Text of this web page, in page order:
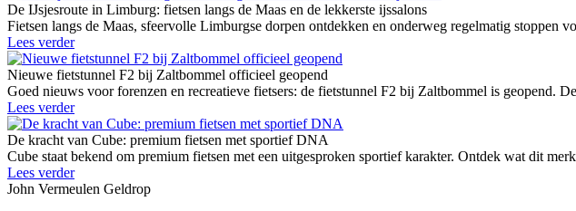
De IJsjesroute in Limburg: fietsen langs de Maas en de lekkerste ijssalons
Fietsen langs de Maas, sfeervolle Limburgse dorpen ontdekken en onderweg regelmatig stoppen
Lees verder
Nieuwe fietstunnel F2 bij Zaltbommel officieel geopend
Goed nieuws voor forenzen en recreatieve fietsers: de fietstunnel F2 bij Zaltbommel is geopend.
Lees verder
De kracht van Cube: premium fietsen met sportief DNA
Cube staat bekend om premium fietsen met een uitgesproken sportief karakter. Ontdek wat dit
Lees verder
John Vermeulen Geldrop